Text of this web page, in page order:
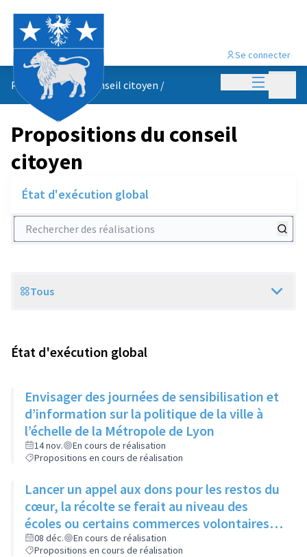
Menu
Se connecter
Propositions du conseil citoyen /
Propositions du conseil
citoyen
État d'exécution global
Rechercher des réalisations
Scope
Tous
État d'exécution global
Envisager des journées de sensibilisation et
d’information sur la politique de la ville à
l’échelle de la Métropole de Lyon
14 nov.
En cours de réalisation
Propositions en cours de réalisation
Lancer un appel aux dons pour les restos du
cœur, la récolte se ferait au niveau des
écoles ou certains commerces volontaires
lors de la semaine du bien-manger
08 déc.
En cours de réalisation
Propositions en cours de réalisation